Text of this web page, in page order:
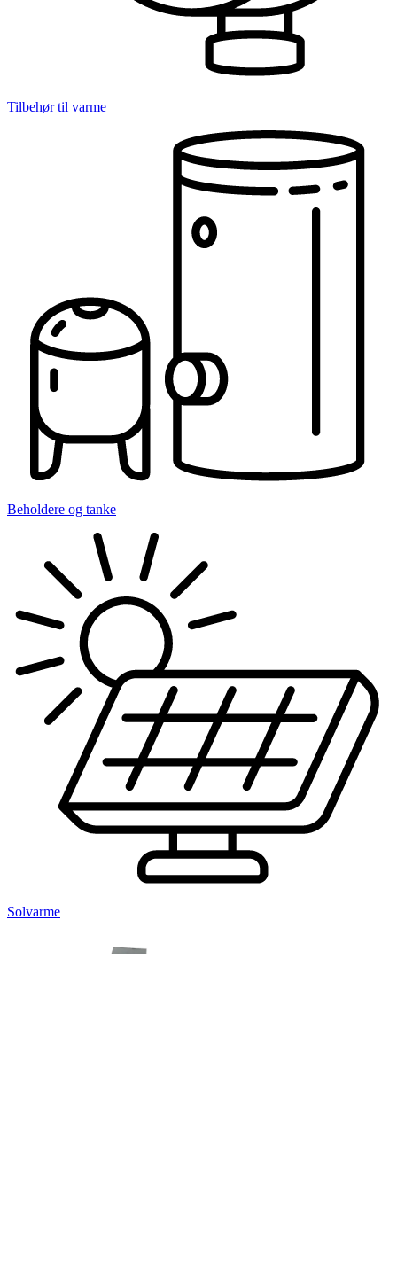
Tilbehør til varme
Beholdere og tanke
Solvarme